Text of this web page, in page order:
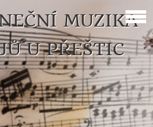
MUZIKA
U PŘEŠTIC